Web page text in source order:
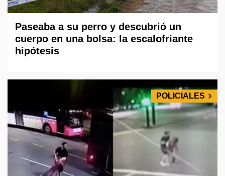
Paseaba a su perro y descubrió un
cuerpo en una bolsa: la escalofriante
hipótesis
POLICIALES